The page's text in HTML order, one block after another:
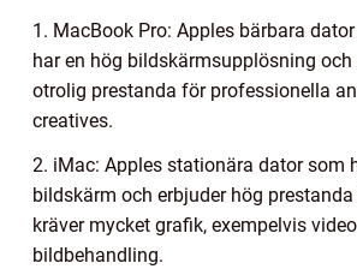
1. MacBook Pro: Apples bärbara
har en hög bildskärmsupplösning och
otrolig prestanda för professionella
creatives.
2. iMac: Apples stationära dator som
bildskärm och erbjuder hög
kräver mycket grafik, exempelvis
bildbehandling.